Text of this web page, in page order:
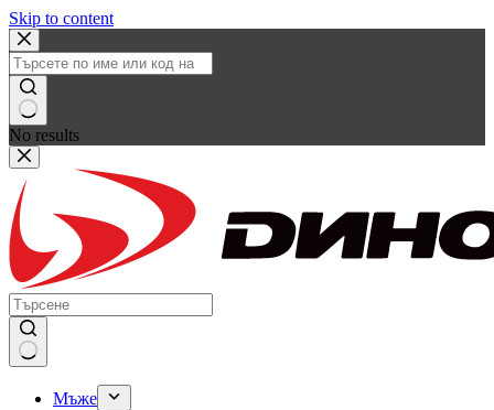
Skip to content
No results
Мъже